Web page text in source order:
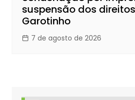
suspensão dos
Garotinho
7 de agosto de 2026